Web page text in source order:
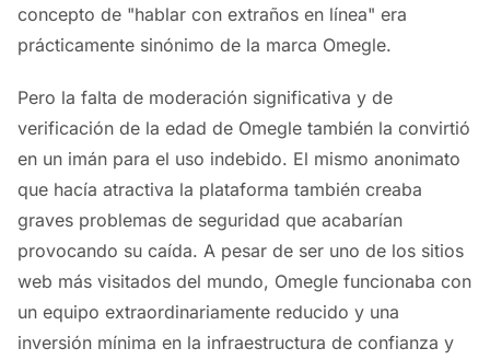
concepto de "hablar con extraños en línea" era
prácticamente sinónimo de la marca Omegle.
Pero la falta de moderación significativa y de
verificación de la edad de Omegle también la convirtió
en un imán para el uso indebido. El mismo anonimato
que hacía atractiva la plataforma también creaba
graves problemas de seguridad que acabarían
provocando su caída. A pesar de ser uno de los sitios
web más visitados del mundo, Omegle funcionaba con
un equipo extraordinariamente reducido y una
inversión mínima en la infraestructura de confianza y